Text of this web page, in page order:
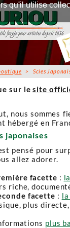
> Scies
japonaises
sur lesite
nous sommes
hébergé en
l’artisanat
pensé pour
allez adorer.
facette :
riche,
facette :
plus
plus
qu'il utilise